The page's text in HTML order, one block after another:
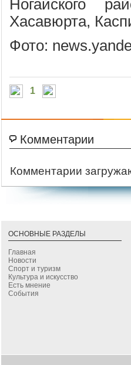
Ногайского
Хасавюрта,
Фото:
1
Комментарии
Комментарии
ОСНОВНЫЕ РАЗДЕЛЫ
Главная
Новости
Спорт и туризм
Культура и искусство
Есть мнение
События